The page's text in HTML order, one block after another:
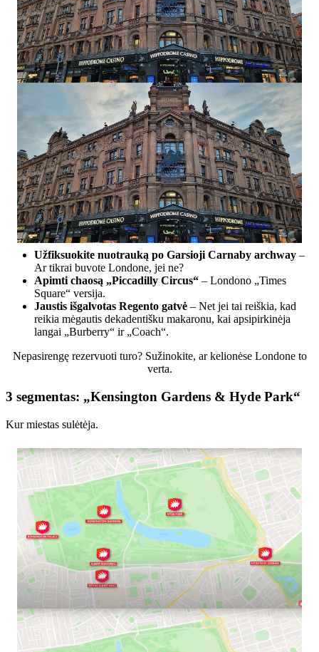
Užfiksuokite nuotrauką po Garsioji Carnaby archway –
Ar tikrai buvote Londone, jei ne?
Apimti chaosą „Piccadilly Circus“ – Londono „Times
Square“ versija.
Jaustis išgalvotas Regento gatvė – Net jei tai reiškia, kad
reikia mėgautis dekadentišku makaronu, kai apsipirkinėja
langai „Burberry“ ir „Coach“.
Nepasirengę rezervuoti turo? Sužinokite, ar kelionėse Londone to
verta.
3 segmentas: „Kensington Gardens & Hyde Park“
Kur miestas sulėtėja.